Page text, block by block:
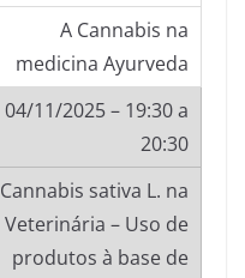
A Cannabis na
medicina Ayurveda
04/11/2025 – 19:30 a
20:30
Cannabis sativa L. na
Veterinária – Uso de
produtos à base de